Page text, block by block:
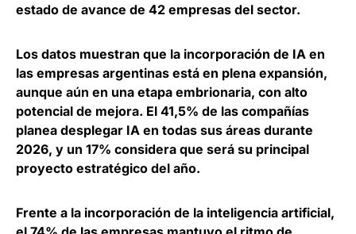
estado de avance de 42 empresas del sector.
Los datos muestran que la incorporación de IA en
las empresas argentinas está en plena expansión,
aunque aún en una etapa embrionaria, con alto
potencial de mejora. El 41,5% de las compañías
planea desplegar IA en todas sus áreas durante
2026, y un 17% considera que será su principal
proyecto estratégico del año.
Frente a la incorporación de la inteligencia artificial,